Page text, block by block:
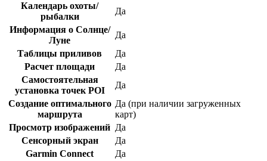
Календарь охоты/
рыбалки
Да
Информация о Солнце/
Луне
Да
Таблицы приливов
Да
Расчет площади
Да
Самостоятельная
установка точек POI
Да
Создание оптимального
маршрута
Да (при наличии загруженных
карт)
Просмотр изображений Да
Сенсорный экран
Да
Garmin Connect
Да